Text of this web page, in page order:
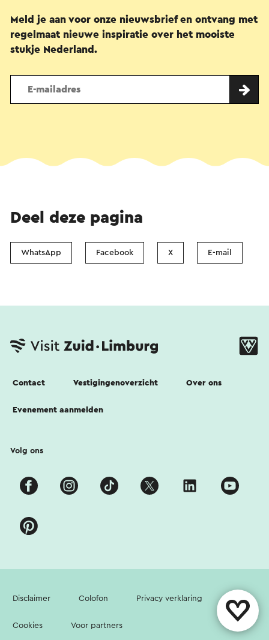
Meld je aan voor onze nieuwsbrief en ontvang met
regelmaat nieuwe inspiratie over het mooiste
stukje Nederland.
Deel deze pagina
WhatsApp Facebook X E-mail
Contact Vestigingenoverzicht Over ons
Evenement aanmelden
Volg ons
Disclaimer Colofon Privacy verklaring
Cookies Voor partners